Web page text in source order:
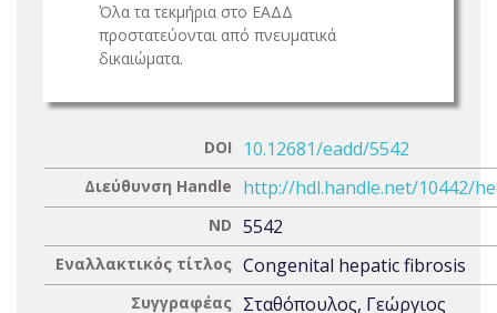
Όλα τα τεκμήρια στο ΕΑΔΔ
προστατεύονται από πνευματικά
δικαιώματα.
DOI 10.12681/eadd/5542
Διεύθυνση Handle http://hdl.handle.net/10442/
ND 5542
Εναλλακτικός τίτλος Congenital hepatic fibrosis
Συγγραφέας Σταθόπουλος, Γεώργιος